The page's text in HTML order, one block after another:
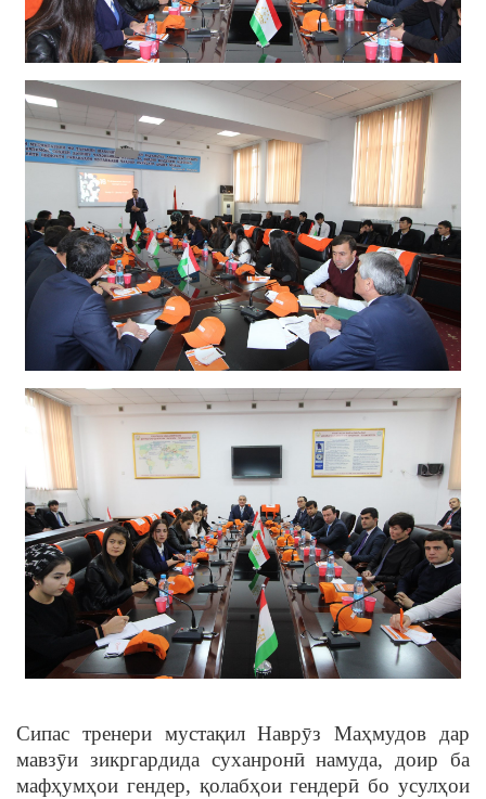
Сипас тренери мустақил Наврӯз Маҳмудов дар
мавзӯи зикргардида суханронӣ намуда, доир ба
мафҳумҳои гендер, қолабҳои гендерӣ бо усулҳои